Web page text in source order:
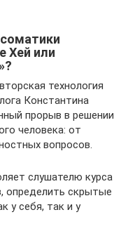
Хей или
технология
Константина
прорыв в решении
человека: от
вопросов.
слушателю курса
определить скрытые
у себя, так и у